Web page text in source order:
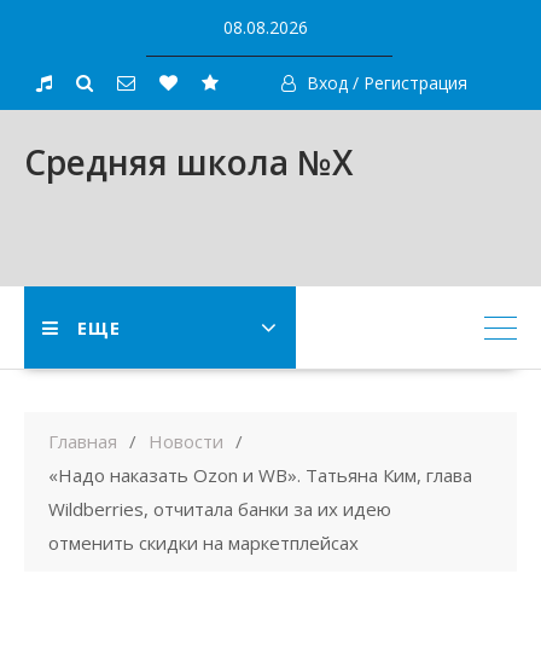
content
08.08.2026
Вход / Регистрация
Средняя школа №X
ЕЩЕ
Главная
Новости
«Надо наказать Ozon и WB». Татьяна Ким, глава
Wildberries, отчитала банки за их идею
отменить скидки на маркетплейсах